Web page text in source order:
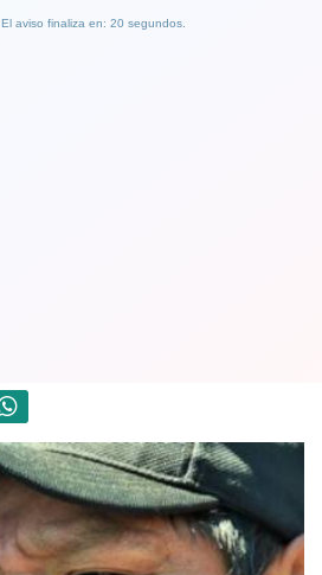
El aviso finaliza en: 19 segundos.